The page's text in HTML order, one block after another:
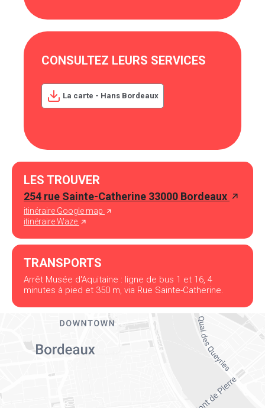
CONSULTEZ LEURS SERVICES
La carte - Hans Bordeaux
LES TROUVER
254 rue Sainte-Catherine 33000 Bordeaux
itinéraire Google map
itinéraire Waze
TRANSPORTS
Arrêt Musée d'Aquitaine : ligne de bus 1 et 16, 4
minutes à pied et 350 m, via Rue Sainte-Catherine.